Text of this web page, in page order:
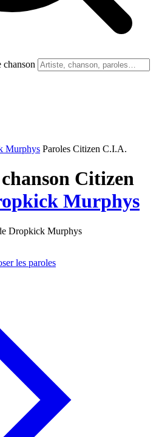
chanson
Murphys Paroles Citizen C.I.A.
Citizen
Murphys
Dropkick Murphys
les paroles